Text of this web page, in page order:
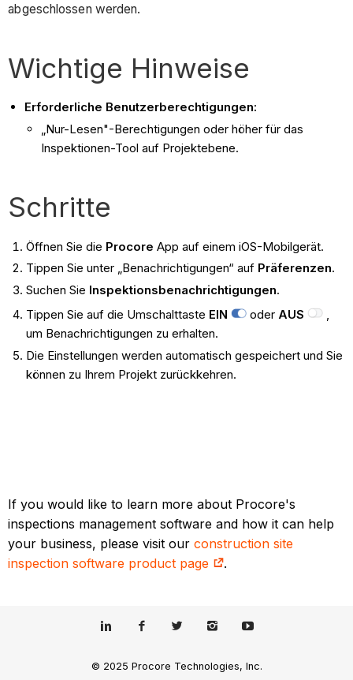
abgeschlossen werden.
Wichtige Hinweise
Erforderliche Benutzerberechtigungen:
„Nur-Lesen"-Berechtigungen oder höher für das
Inspektionen-Tool auf Projektebene.
Schritte
Öffnen Sie die Procore App auf einem iOS-Mobilgerät.
Tippen Sie unter „Benachrichtigungen“ auf Präferenzen.
Suchen Sie Inspektionsbenachrichtigungen.
Tippen Sie auf die Umschalttaste EIN oder AUS
,
um Benachrichtigungen zu erhalten.
Die Einstellungen werden automatisch gespeichert und Sie
können zu Ihrem Projekt zurückkehren.
If you would like to learn more about Procore's
inspections management software and how it can help
your business, please visit ourconstruction site
inspection software product page
.
© 2025 Procore Technologies, Inc.